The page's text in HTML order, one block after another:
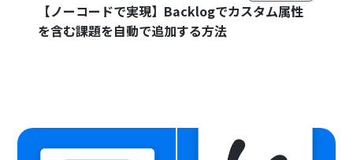
【ノーコードで実現】Backlogでカスタム属性
を含む課題を自動で追加する方法